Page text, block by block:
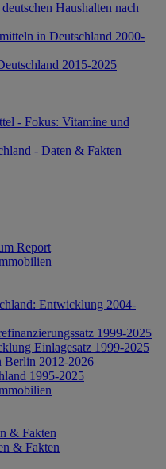
Haushalten nach
in Deutschland 2000-
2015-2025
- Fokus: Vitamine und
- Daten & Fakten
Report
Entwicklung 2004-
1999-2025
Einlagesatz 1999-2025
Berlin 2012-2026
1995-2025
& Fakten
& Fakten